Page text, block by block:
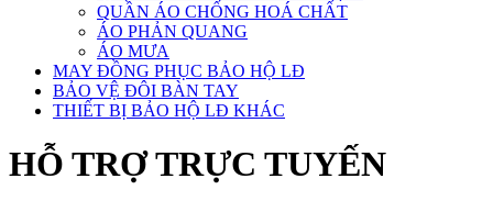
QUẦN ÁO CHỐNG HOÁ CHẤT
ÁO PHẢN QUANG
ÁO MƯA
MAY ĐỒNG PHỤC BẢO HỘ LĐ
BẢO VỆ ĐÔI BÀN TAY
THIẾT BỊ BẢO HỘ LĐ KHÁC
HỖ TRỢ TRỰC TUYẾN